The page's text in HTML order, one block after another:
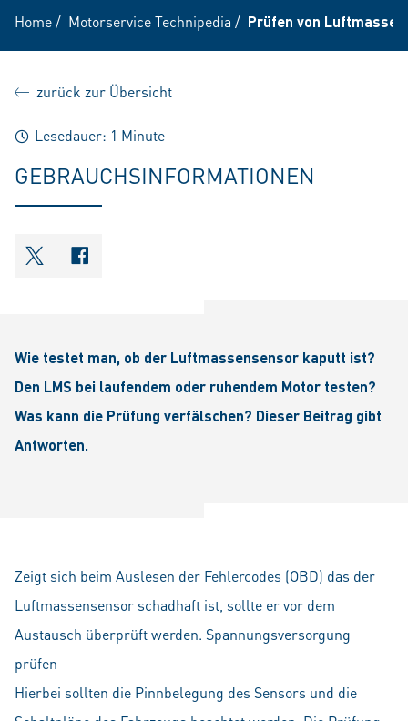
Home/ Motorservice Technipedia / Prüfen von
zurück zur Übersicht
Lesedauer: 1 Minute
GEBRAUCHSINFORMATIONEN
shareOntwitter
shareOnfacebook
Wie testet man, ob der Luftmassensensor kaputt ist?
Den LMS bei laufendem oder ruhendem Motor testen?
Was kann die Prüfung verfälschen? Dieser Beitrag gibt
Antworten.
Zeigt sich beim Auslesen der Fehlercodes (OBD) das der
Luftmassensensor schadhaft ist, sollte er vor dem
Austausch überprüft werden. Spannungsversorgung
prüfen
Hierbei sollten die Pinnbelegung des Sensors und die